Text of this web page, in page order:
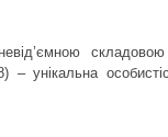
унікальна